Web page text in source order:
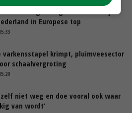
in Europese top
varkensstapel krimpt, pluimveesector
schaalvergroting
niet weg en doe vooral ook waar
van wordt’